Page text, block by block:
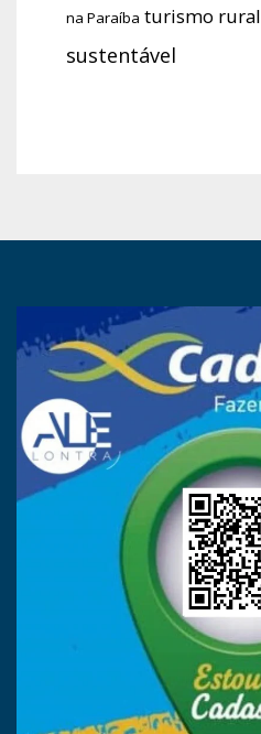
na Paraíba turismo rural
sustentável